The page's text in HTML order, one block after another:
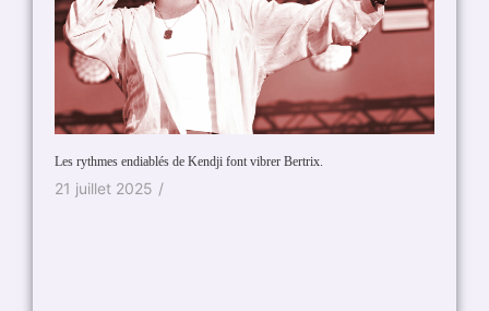
Les rythmes endiablés de Kendji font vibrer Bertrix.
21 juillet 2025 /